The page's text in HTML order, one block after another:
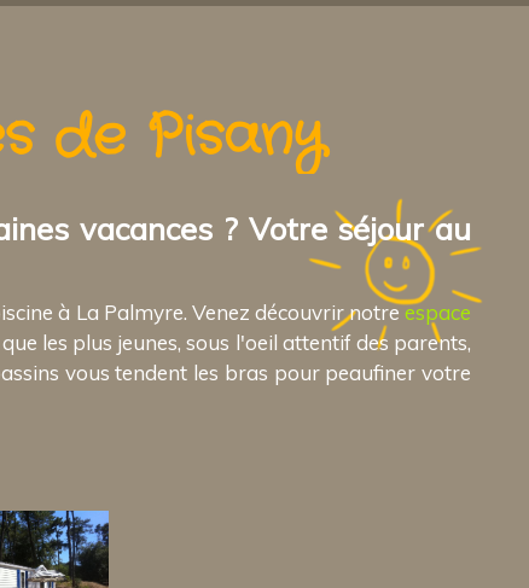
de Pisany
vacances ? Votre séjour au
à La Palmyre. Venez découvrir notreespace
les plus jeunes, sous l'oeil attentif des parents,
vous tendent les bras pour peaufiner votre